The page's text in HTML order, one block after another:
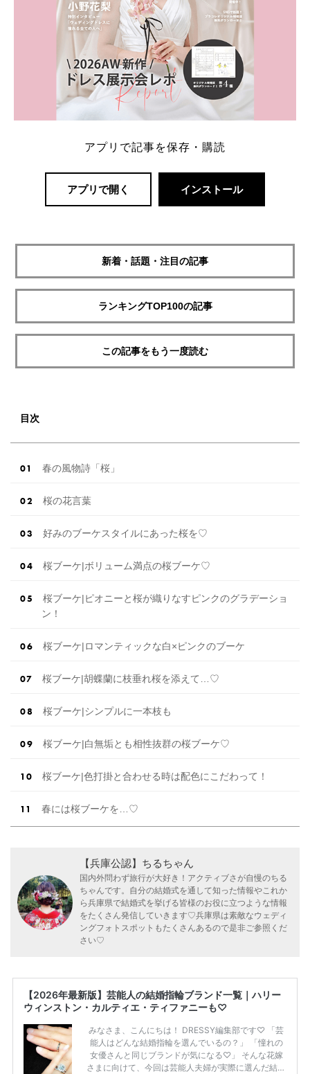
アプリで記事を保存・購読
アプリで開く インストール
新着・話題・注目の記事
ランキングTOP100の記事
この記事をもう一度読む
目次
春の風物詩「桜」
桜の花言葉
好みのブーケスタイルにあった桜を♡
桜ブーケ|ボリューム満点の桜ブーケ♡
桜ブーケ|ピオニーと桜が織りなすピンクのグラデーショ
ン！
桜ブーケ|ロマンティックな白×ピンクのブーケ
桜ブーケ|胡蝶蘭に枝垂れ桜を添えて…♡
桜ブーケ|シンプルに一本枝も
桜ブーケ|白無垢とも相性抜群の桜ブーケ♡
桜ブーケ|色打掛と合わせる時は配色にこだわって！
春には桜ブーケを…♡
【兵庫公認】ちるちゃん
国内外問わず旅行が大好き！アクティブさが自慢のちる
ちゃんです。自分の結婚式を通して知った情報やこれか
ら兵庫県で結婚式を挙げる皆様のお役に立つような情報
をたくさん発信していきます♡兵庫県は素敵なウェディ
ングフォトスポットもたくさんあるので是非ご参照くだ
さい♡
【2026年最新版】芸能人の結婚指輪ブランド一覧｜ハリー
ウィンストン・カルティエ・ティファニーも♡
みなさま、こんにちは！ DRESSY編集部です♡ 「芸
能人はどんな結婚指輪を選んでいるの？」 「憧れの
女優さんと同じブランドが気になる♡」 そんな花嫁
さまに向けて、今回は芸能人夫婦が実際に選んだ結婚